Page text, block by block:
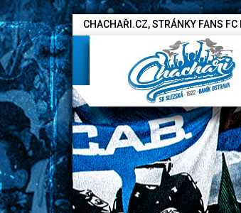
CHACHAŘI.CZ, STRÁNKY FANS FC